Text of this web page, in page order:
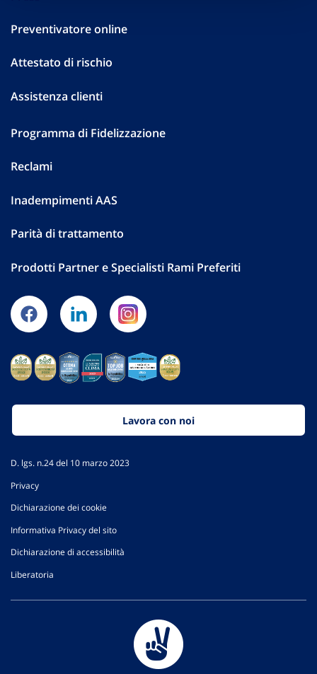
Preventivatore online
Attestato di rischio
Assistenza clienti
Programma di Fidelizzazione
Reclami
Inadempimenti AAS
Parità di trattamento
Prodotti Partner e Specialisti Rami Preferiti
Lavora con noi
D. lgs. n.24 del 10 marzo 2023
Privacy
Dichiarazione dei cookie
Informativa Privacy del sito
Dichiarazione di accessibilità
Liberatoria